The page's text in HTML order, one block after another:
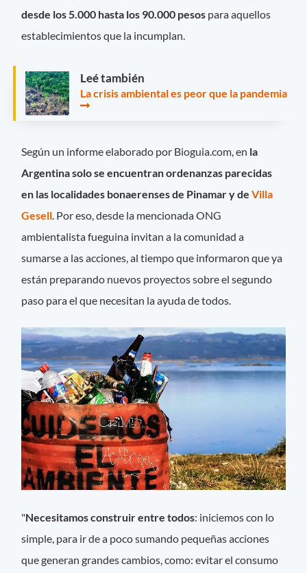
desde los 5.000 hasta los 90.000 pesos para aquellos
establecimientos que la incumplan.
Leé también
La crisis ambiental es peor que la pandemia
Según un informe elaborado por Bioguia.com, en la
Argentina solo se encuentran ordenanzas parecidas
en las localidades bonaerenses de Pinamar y deVilla
Gesell. Por eso, desde la mencionada ONG
ambientalista fueguina invitan a la comunidad a
sumarse a las acciones, al tiempo que informaron que ya
están preparando nuevos proyectos sobre el segundo
paso para el que necesitan la ayuda de todos.
"Necesitamos construir entre todos: iniciemos con lo
simple, para ir de a poco sumando pequeñas acciones
que generan grandes cambios, como: evitar el consumo